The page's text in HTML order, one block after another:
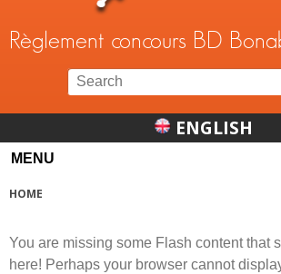
Règlement concours BD
ENGLISH
HOME
You are missing some Flash content that
here! Perhaps your browser cannot